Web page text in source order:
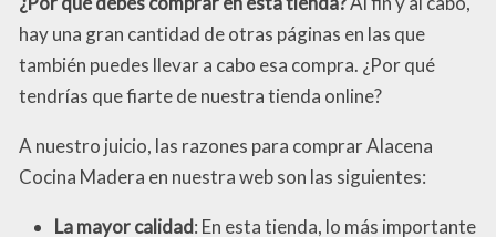
hay una gran cantidad de otras páginas en las que
también puedes llevar a cabo esa compra. ¿Por qué
tendrías que fiarte de nuestra tienda online?
A nuestro juicio, las razones para comprar Alacena
Cocina Madera en nuestra web son las siguientes:
La mayor calidad: En esta tienda, lo más importante